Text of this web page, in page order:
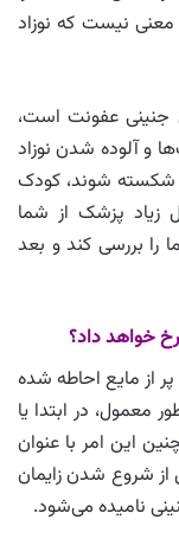
معنی نیست که نوزاد
جنینی عفونت است،
و آلوده شدن نوزاد
شکسته شوند، کودک
زیاد پزشک از شما
را بررسی کند و بعد
خواهد داد؟
از مایع احاطه شده
معمول، در ابتدا یا
این امر با عنوان
شروع شدن زایمان
نامیده می‌شود.